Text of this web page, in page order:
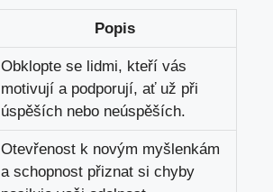
Popis
Obklopte se lidmi, kteří vás
motivují a podporují, ať už při
úspěších nebo neúspěších.
Otevřenost k novým myšlenkám
a schopnost přiznat si chyby